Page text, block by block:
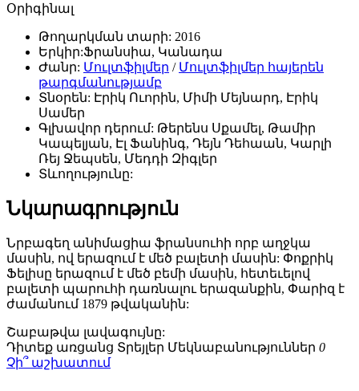
Օրիգինալ
Թողարկման տարի: 2016
Երկիր:Ֆրանսիա, Կանադա
Ժանր: Մուլտֆիլմեր / Մուլտֆիլմեր հայերեն
թարգմանությամբ
Տնօրեն: Էրիկ Ուորին, Միմի Մեյնարդ, Էրիկ
Սամեր
Գլխավոր դերում: Թերենս Սքամել, Թամիր
Կապելյան, Էլ Ֆանինգ, Դեյն Դեհաան, Կարլի
Ռեյ Ջեպսեն, Մեդդի Զիգլեր
Տևողությունը:
Նկարագրություն
Նրբագեղ անիմացիա ֆրանսուհի որբ աղջկա
մասին, ով երազում է մեծ բալետի մասին: Փոքրիկ
Ֆելիսը երազում է մեծ բեմի մասին, հետեւելով
բալետի պարուհի դառնալու երազանքին, Փարիզ է
ժամանում 1879 թվականին:
Շաբաթվա լավագույնը:
Դիտեք առցանց Տրեյլեր Մեկնաբանություններ 0
Չի՞ աշխատում